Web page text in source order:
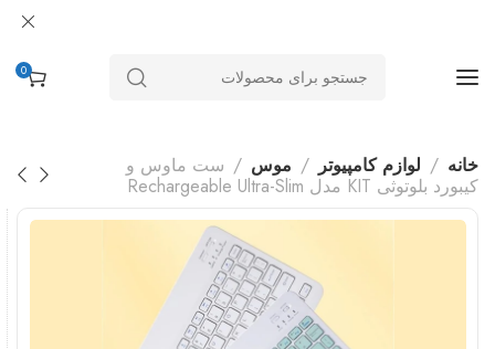
0
خانه لوازم کامپیوتر موس
ست ماوس و
کیبورد بلوتوثی KIT مدل Rechargeable Ultra-Slim